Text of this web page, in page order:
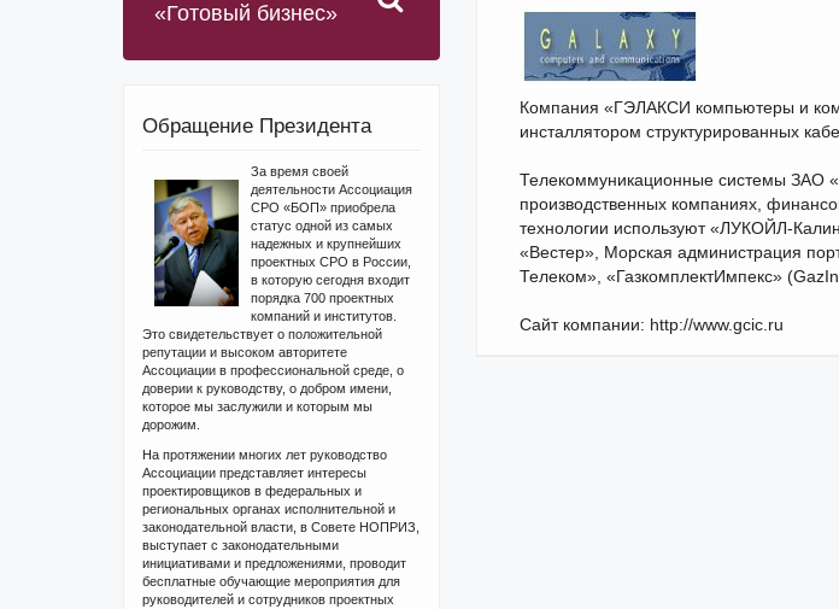
Компания «ГЭЛАКСИ компьютеры и
инсталлятором структурированных
Телекоммуникационные системы ЗАО
производственных компаниях,
технологии используют «ЛУКОЙЛ-
«Вестер», Морская администрация
Телеком», «ГазкомплектИмпекс»
Сайт компании: http://www.gcic.ru
«Готовый бизнес»
Обращение Президента
За время своей
деятельности Ассоциация
СРО «БОП» приобрела
статус одной из самых
надежных и крупнейших
проектных СРО в России,
в которую сегодня входит
порядка 700 проектных
компаний и институтов.
Это свидетельствует о положительной
репутации и высоком авторитете
Ассоциации в профессиональной среде, о
доверии к руководству, о добром имени,
которое мы заслужили и которым мы
дорожим.
На протяжении многих лет руководство
Ассоциации представляет интересы
проектировщиков в федеральных и
региональных органах исполнительной и
законодательной власти, в Совете НОПРИЗ,
выступает с законодательными
инициативами и предложениями, проводит
бесплатные обучающие мероприятия для
руководителей и сотрудников проектных